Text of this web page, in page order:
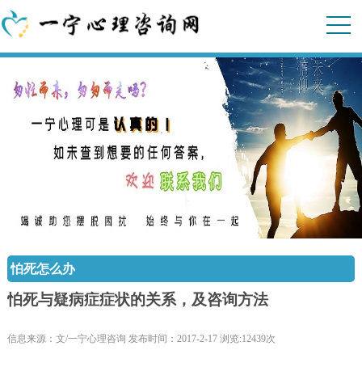
怕死怎么办
怕死与疑病症症状的关系，及咨询方法
信息来源：文/一宁心理咨询 发布时间：2017-2-17 浏览:12439次